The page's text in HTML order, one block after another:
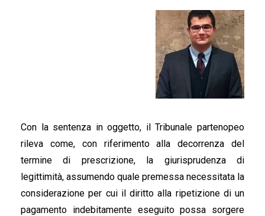
Con la sentenza in oggetto, il Tribunale partenopeo
rileva come, con riferimento alla decorrenza del
termine di prescrizione, la giurisprudenza di
legittimità, assumendo quale premessa necessitata la
considerazione per cui il diritto alla ripetizione di un
pagamento indebitamente eseguito possa sorgere